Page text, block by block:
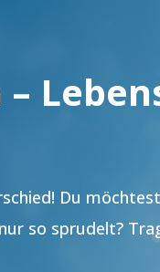
Du
so sprudelt?